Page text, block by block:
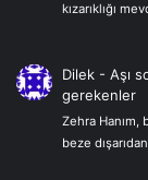
kızarıklığı
Dilek -Aşı
gerekenler
Zehra Hanım,
beze